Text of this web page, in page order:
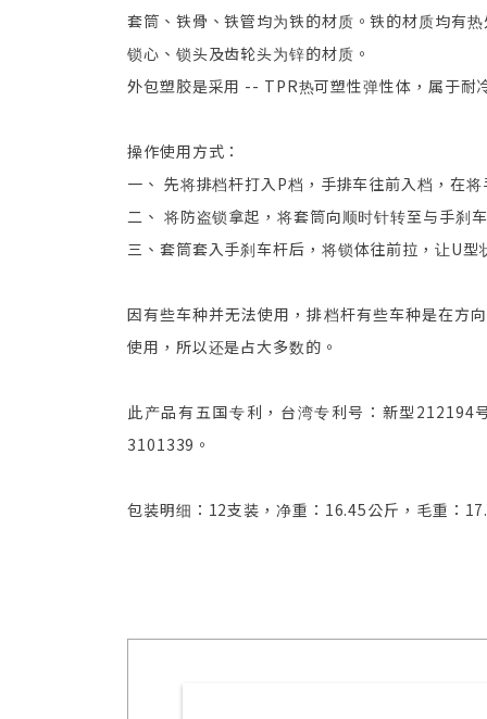
套筒、铁骨、铁管均为铁的材质。铁的材质均有
锁心、锁头及齿轮头为锌的材质。
外包塑胶是采用 -- TPR热可塑性弹性体，属于耐
操作使用方式：
一、 先将排档杆打入P档，手排车往前入档，在
二、 将防盗锁拿起，将套筒向顺时针转至与手刹
三、套筒套入手刹车杆后，将锁体往前拉，让U
因有些车种并无法使用，排档杆有些车种是在方
使用，所以还是占大多数的。
此产品有五国专利，台湾专利号：新型
3101339。
包装明细：12支装，净重：16.45公斤，毛重：